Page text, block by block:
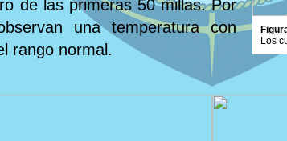
de las primeras 50 millas. Por
una temperatura con
rango normal.
Los